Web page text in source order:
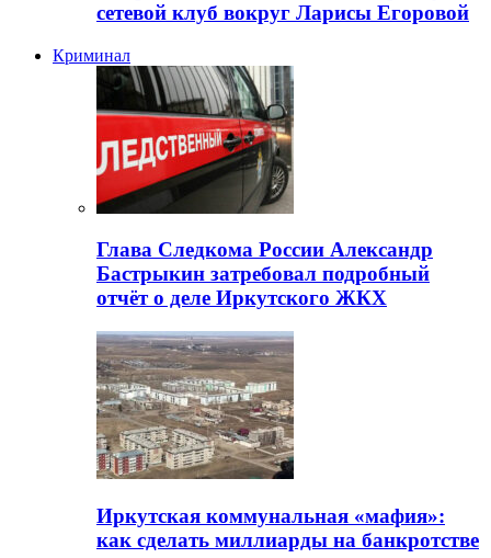
сетевой клуб вокруг Ларисы Егоровой
Криминал
Глава Следкома России Александр
Бастрыкин затребовал подробный
отчёт о деле Иркутского ЖКХ
Иркутская коммунальная «мафия»:
как сделать миллиарды на банкротстве